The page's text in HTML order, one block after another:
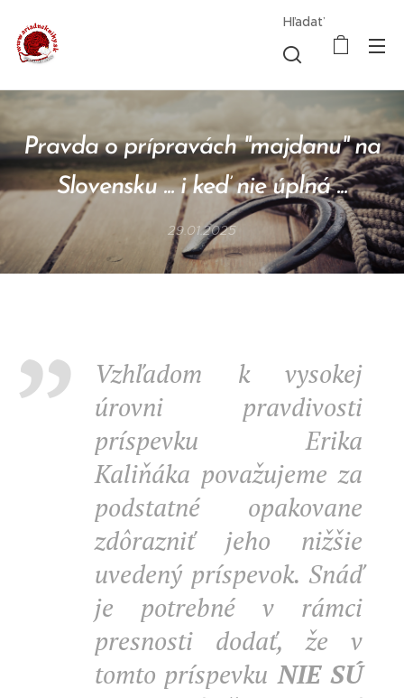
Hľadať
Pravda o prípravách "majdanu" na
Slovensku ... i keď nie úplná ...
29.01.2025
Vzhľadom k vysokej
úrovni pravdivosti
príspevku Erika
Kaliňáka považujeme za
podstatné opakovane
zdôrazniť jeho nižšie
uvedený príspevok. Snáď
je potrebné v rámci
presnosti dodať, že v
tomto príspevku NIE SÚ